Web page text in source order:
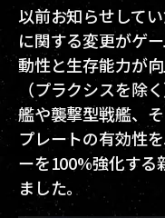
以前お知らせして
に関する変更がゲ
動性と生存能力が
（プラクシスを除
艦や襲撃型戦艦、
プレートの有効性
ーを100%強化する
ました。